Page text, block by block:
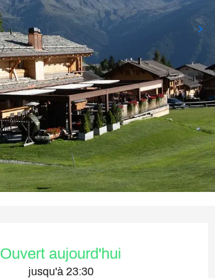
Ouvert aujourd'hui
jusqu'à 23:30